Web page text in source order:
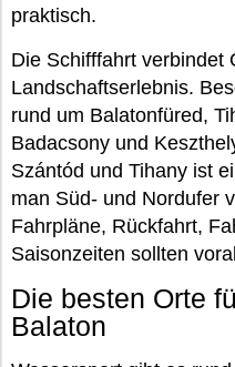
praktisch.
Die Schifffahrt verbindet
Landschaftserlebnis.
rund um Balatonfüred,
Badacsony und
Szántód und Tihany ist
man Süd- und Nordufer
Fahrpläne, Rückfahrt,
Saisonzeiten sollten
Die besten Orte
Balaton